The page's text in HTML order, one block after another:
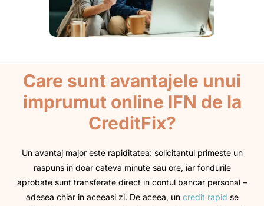
Care sunt avantajele unui
imprumut online IFN de la
CreditFix?
Un avantaj major este rapiditatea: solicitantul primeste un
raspuns in doar cateva minute sau ore, iar fondurile
aprobate sunt transferate direct in contul bancar personal –
adesea chiar in aceeasi zi. De aceea, un credit rapid se